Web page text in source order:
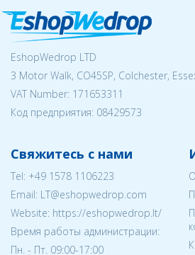
EshopWedrop LTD
3 Motor Walk, CO45SP, Colchester,
VAT Number: 171653311
Код предприятия: 08429573
Свяжитесь с нами
Tel: +49 1578 1106223
Email: LT@eshopwedrop.com
Website: https://eshopwedrop.lt/
Время работы администрации:
Пн. - Пт. 09:00-17:00